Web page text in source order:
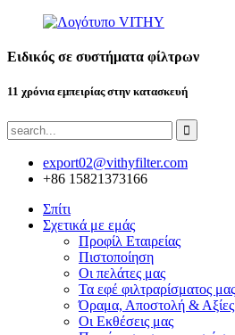
Ειδικός σε συστήματα φίλτρων
11 χρόνια εμπειρίας στην κατασκευή
export02@vithyfilter.com
+86 15821373166
Σπίτι
Σχετικά με εμάς
Προφίλ Εταιρείας
Πιστοποίηση
Οι πελάτες μας
Τα εφέ φιλτραρίσματος μας
Όραμα, Αποστολή & Αξίες
Οι Εκθέσεις μας